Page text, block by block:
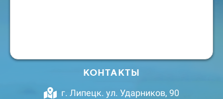
КОНТАКТЫ
г. Липецк. ул. Ударников, 90